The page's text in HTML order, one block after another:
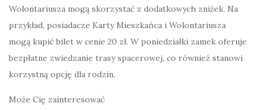
Wolontariusza mogą skorzystać z dodatkowych zniżek. Na
przykład, posiadacze Karty Mieszkańca i Wolontariusza
mogą kupić bilet w cenie 20 zł. W poniedziałki zamek oferuje
bezpłatne zwiedzanie trasy spacerowej, co również stanowi
korzystną opcję dla rodzin.
Może Cię zainteresować